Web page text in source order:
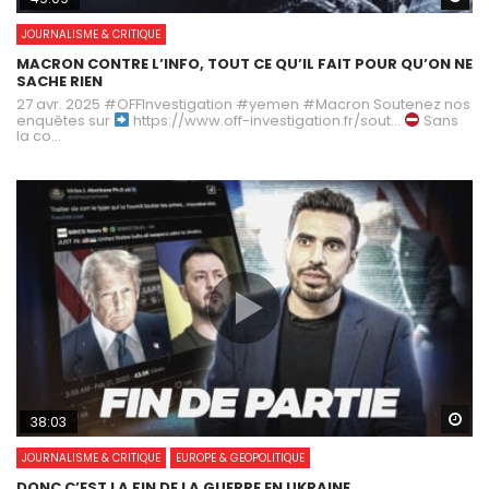
JOURNALISME & CRITIQUE
MACRON CONTRE L’INFO, TOUT CE QU’IL FAIT POUR QU’ON NE
SACHE RIEN
27 avr. 2025 #OFFInvestigation #yemen #Macron Soutenez nos
enquêtes sur https://www.off-investigation.fr/sout… Sans
la co...
38:03
JOURNALISME & CRITIQUE EUROPE & GEOPOLITIQUE